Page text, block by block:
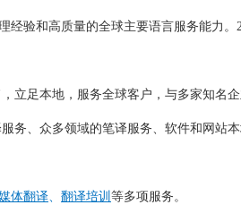
验和高质量的全球主要语言服务能力
足本地，服务全球客户，与多家知名企
、众多领域的笔译服务、软件和网站
体翻译、 翻译培训 等多项服务。